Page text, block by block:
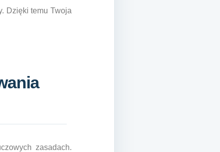
Dzięki temu Twoja
zasadach.